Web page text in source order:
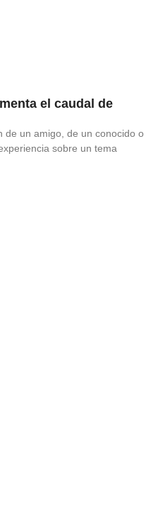
el caudal de
de un amigo, de un conocido o
sobre un tema